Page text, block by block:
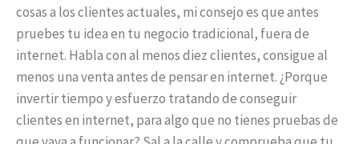
cosas a los clientes actuales, mi consejo es que antes
pruebes tu idea en tu negocio tradicional, fuera de
internet. Habla con al menos diez clientes, consigue al
menos una venta antes de pensar en internet. ¿Porque
invertir tiempo y esfuerzo tratando de conseguir
clientes en internet, para algo que no tienes pruebas de